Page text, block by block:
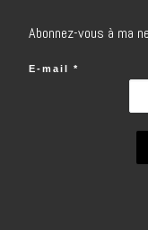
Abonnez-vous à ma
E-mail *